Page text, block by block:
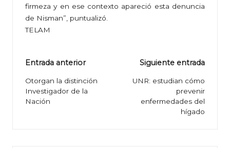
firmeza y en ese contexto apareció esta denuncia
de Nisman”, puntualizó.
TELAM
Navegación
de
entradas
Entrada anterior
Otorgan la distinción
Investigador de la
Nación
Siguiente entrada
UNR: estudian cómo
prevenir
enfermedades del
hígado